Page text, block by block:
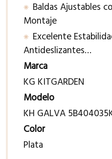
Baldas Ajustables
Montaje
Excelente
Antideslizantes…
Marca
KG KITGARDEN
Modelo
KH GALVA
Color
Plata